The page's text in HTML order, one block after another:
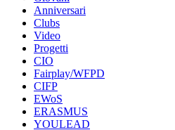
Anniversari
Clubs
Video
Progetti
CIO
Fairplay/WFPD
CIFP
EWoS
ERASMUS
YOULEAD